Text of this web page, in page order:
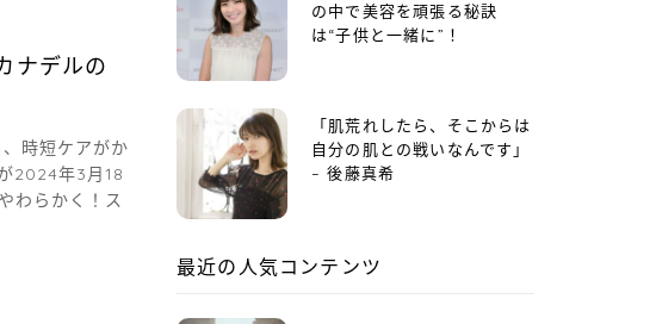
ナデルの
時短ケアがか
2024年3月18
わらかく！ス
の中で美容を頑張る秘訣
は“子供と一緒に”！
「肌荒れしたら、そこからは
自分の肌との戦いなんです」
– 後藤真希
最近の人気コンテンツ